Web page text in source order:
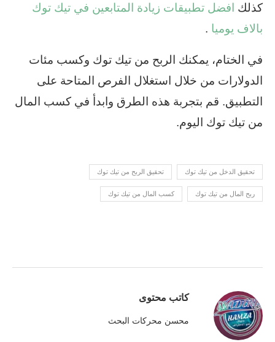
كذلك افضل تطبيقات زيادة المتابعين في تيك توك
بالاف يوميا .
في الختام، يمكنك الربح من تيك توك وكسب مئات
الدولارات من خلال استغلال الفرص المتاحة على
التطبيق. قم بتجربة هذه الطرق وابدأ في كسب المال
من تيك توك اليوم.
تحقيق الدخل من تيك توك تحقيق الربح من تيك توك
ربح المال من تيك توك كسب المال من تيك توك
كاتب محتوى
محسن محركات البحث